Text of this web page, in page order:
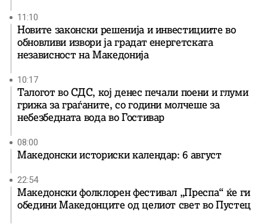
11:10
Новите законски решенија и инвестициите во
обновливи извори ја градат енергетската
независност на Македонија
10:17
Талогот во СДС, кој денес печали поени и глуми
грижа за граѓаните, со години молчеше за
небезбедната вода во Гостивар
08:00
Македонски историски календар: 6 август
22:54
Македонски фолклорен фестивал „Преспа“ ќе ги
обедини Македонците од целиот свет во Пустец